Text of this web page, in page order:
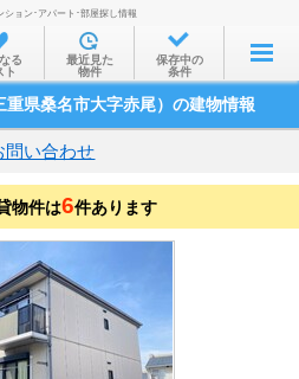
部屋を探す
沿線・駅から
家賃相場から
通勤通学時間から
不動産会社から
TOP
ョン･アパート･部屋探し情報
る
ト
最近見た
物件
保存中の
条件
県桑名市大字赤尾）の建物情報
問い合わせ
物件は6件あります